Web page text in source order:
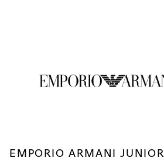
EMPORIO ARMANI JUNIOR